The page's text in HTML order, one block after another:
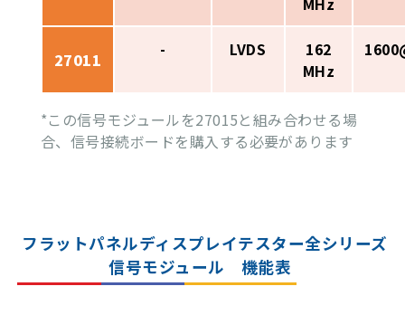
27011 - LVDS
162
MHz
*この信号モジュールを27015と組み合わせる場
合、信号接続ボードを購入する必要があります
フラットパネルディスプレイテスター全シリーズ
信号モジュール 機能表